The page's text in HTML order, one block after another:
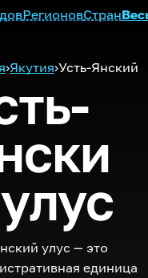
РегионовСтран
›Якутия›Усть-Янский
улус — это
единица